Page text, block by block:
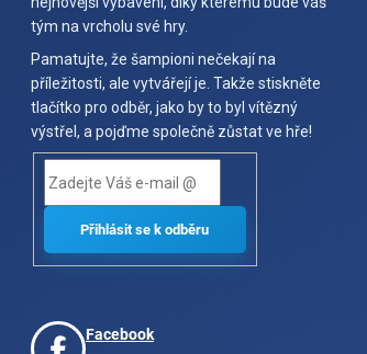
tým na vrcholu své hry.
Pamatujte, že šampioni nečekají na
příležitosti, ale vytvářejí je. Takže stiskněte
tlačítko pro odběr, jako by to byl vítězný
výstřel, a pojďme společně zůstat ve hře!
Facebook